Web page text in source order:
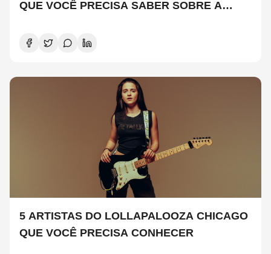
QUE VOCÊ PRECISA SABER SOBRE A
5 ARTISTAS DO LOLLAPALOOZA CHICAGO
QUE VOCÊ PRECISA CONHECER